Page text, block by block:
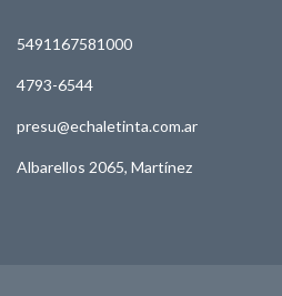
5491167581000
4793-6544
presu@echaletinta.com.ar
Albarellos 2065, Martínez